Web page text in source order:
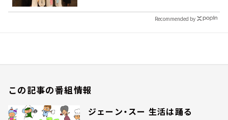
Recommended by
この記事の番組情報
ジェーン・スー 生活は踊る